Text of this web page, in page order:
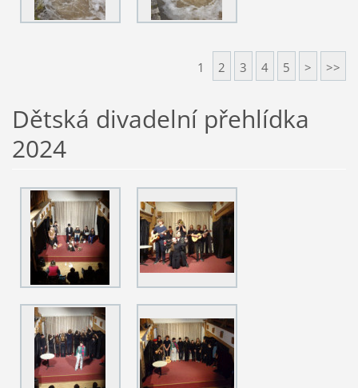
1 2 3 4 5 > >>
Dětská divadelní přehlídka
2024